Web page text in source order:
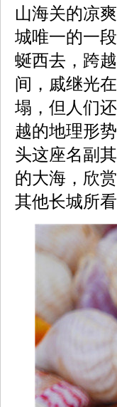
山海关的凉
城唯一的一
蜒西去，跨
间，戚继光
塌，但人们
越的地理形
头这座名副
的大海，欣
其他长城所看